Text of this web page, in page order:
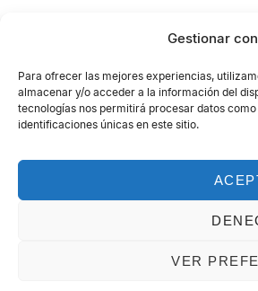
Gestionar
Para ofrecer las mejores experiencias,
almacenar y/o acceder a la información del
tecnologías nos permitirá procesar datos
identificaciones únicas en este sitio.
VER